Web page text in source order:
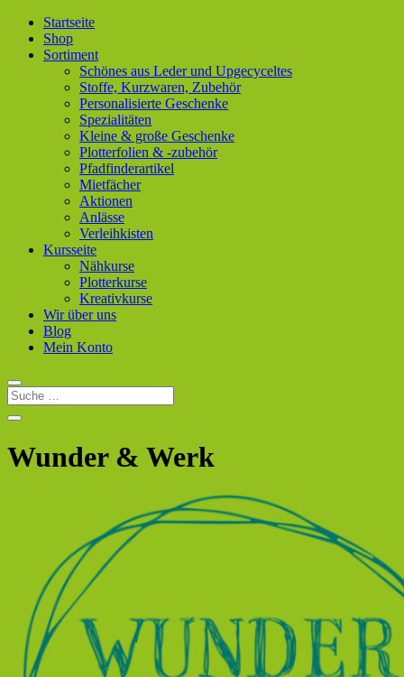
Startseite
Shop
Sortiment
Schönes aus Leder und Upgecyceltes
Stoffe, Kurzwaren, Zubehör
Personalisierte Geschenke
Spezialitäten
Kleine & große Geschenke
Plotterfolien & -zubehör
Pfadfinderartikel
Mietfächer
Aktionen
Anlässe
Verleihkisten
Kursseite
Nähkurse
Plotterkurse
Kreativkurse
Wir über uns
Blog
Mein Konto
Wunder & Werk